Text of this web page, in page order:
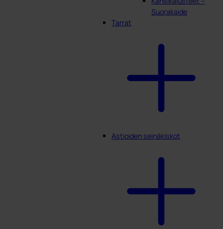
Suorakaide
Tarrat
Astioiden seinäkiskot